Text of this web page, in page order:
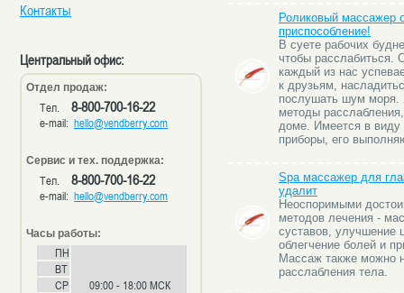
Контакты
Центральный офис:
Отдел продаж:
Тел. 8-800-700-16-22
e-mail: hello@vendberry.com
Сервис и тех. поддержка:
Тел. 8-800-700-16-22
e-mail: hello@vendberry.com
Часы работы:
ПН
09:00 - 18:00 МСК
ВТ
СР
Роликовый массажер
приспособление!
В суете рабочих
чтобы расслабиться.
каждый из нас
к друзьям,
послушать шум моря.
методы
доме. Имеется в виду
приборы, его
Spa массажер для
удалит
Неоспоримыми
методов лечения -
суставов, улучшение
облегчение болей и
Массаж также можно
расслабления тела.